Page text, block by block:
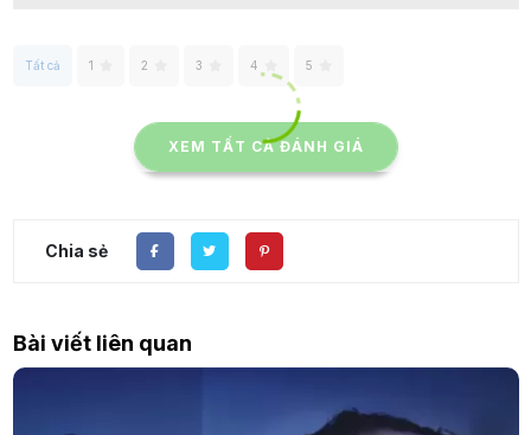
Tất cả 1 2 3 4 5
XEM TẤT CẢ ĐÁNH GIÁ
Chia sẻ
Bài viết liên quan